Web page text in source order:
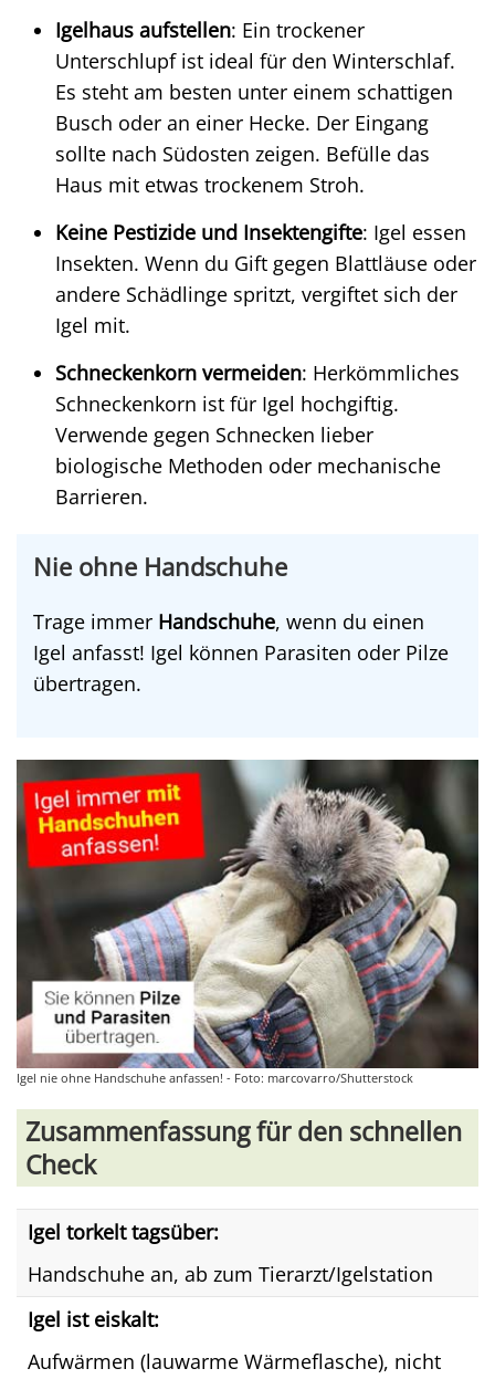
Igelhaus aufstellen: Ein trockener
Unterschlupf ist ideal für den Winterschlaf.
Es steht am besten unter einem schattigen
Busch oder an einer Hecke. Der Eingang
sollte nach Südosten zeigen. Befülle das
Haus mit etwas trockenem Stroh.
Keine Pestizide und Insektengifte: Igel essen
Insekten. Wenn du Gift gegen Blattläuse oder
andere Schädlinge spritzt, vergiftet sich der
Igel mit.
Schneckenkorn vermeiden: Herkömmliches
Schneckenkorn ist für Igel hochgiftig.
Verwende gegen Schnecken lieber
biologische Methoden oder mechanische
Barrieren.
Nie ohne Handschuhe
Trage immer Handschuhe, wenn du einen
Igel anfasst! Igel können Parasiten oder Pilze
übertragen.
Igel nie ohne Handschuhe anfassen! - Foto: marcovarro/Shutterstock
Zusammenfassung für den schnellen
Check
Igel torkelt tagsüber:
Handschuhe an, ab zum Tierarzt/Igelstation
Igel ist eiskalt:
Aufwärmen (lauwarme Wärmeflasche), nicht